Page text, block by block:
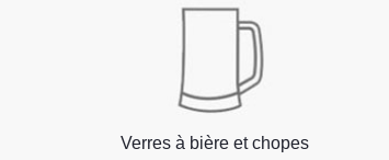
Verres à bière et chopes